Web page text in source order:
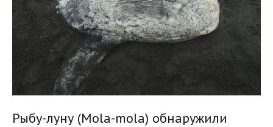
Рыбу-луну (Mola-mola) обнаружили